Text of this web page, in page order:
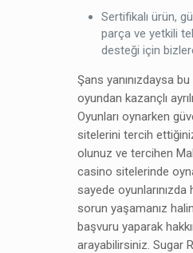
Sertifikalı ürün,
parça ve yetkili
desteği için
Şans yanınızdaysa
oyundan kazançlı
Oyunları oynarken
sitelerini tercih
olunuz ve tercihen
casino sitelerinde
sayede oyunlarınızda
sorun yaşamanız
başvuru yaparak
arayabilirsiniz. Sugar